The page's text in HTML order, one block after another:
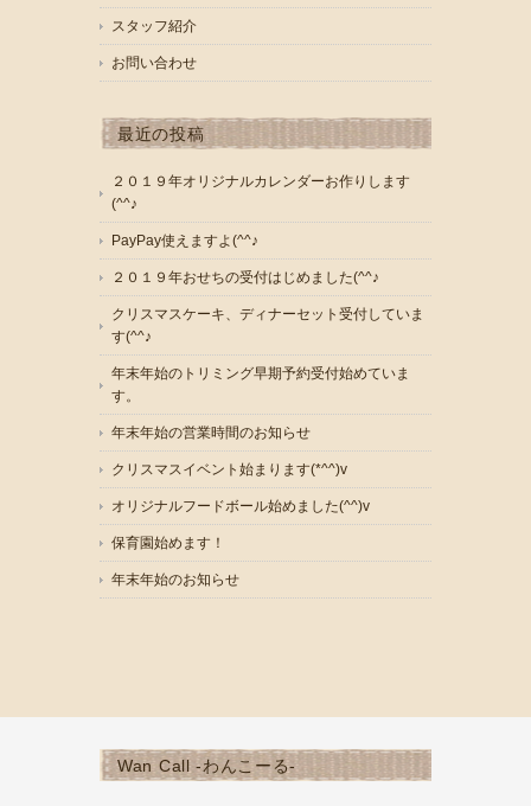
スタッフ紹介
お問い合わせ
最近の投稿
２０１９年オリジナルカレンダーお作りします
(^^♪
PayPay使えますよ(^^♪
２０１９年おせちの受付はじめました(^^♪
クリスマスケーキ、ディナーセット受付していま
す(^^♪
年末年始のトリミング早期予約受付始めていま
す。
年末年始の営業時間のお知らせ
クリスマスイベント始まります(*^^)v
オリジナルフードボール始めました(^^)v
保育園始めます！
年末年始のお知らせ
Wan Call -わんこーる-